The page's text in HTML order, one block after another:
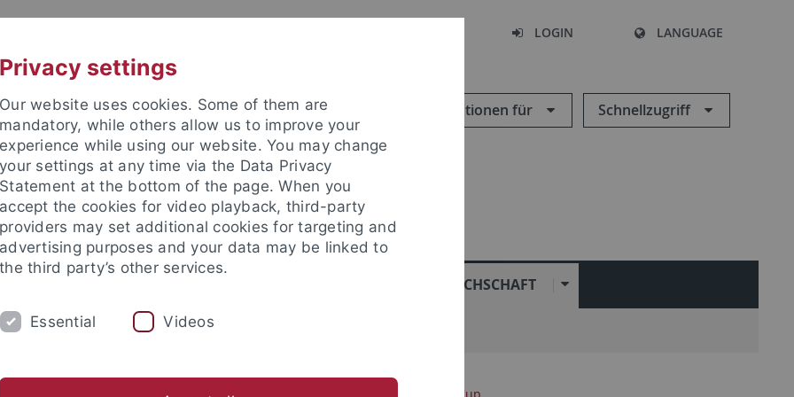
LOGIN LANGUAGE
Informationen für Schnellzugriff
FACHSCHAFT
was? TheoKick, UniCup & TheoCup
Fachschaft UniCup
Privacy settings
Our website uses cookies. Some of them are
mandatory, while others allow us to improve your
experience while using our website. You may change
your settings at any time via the Data Privacy
Statement at the bottom of the page. When you
accept the cookies for video playback, third-party
providers may set additional cookies for targeting and
advertising purposes and your data may be linked to
the third party’s other services.
Essential Videos